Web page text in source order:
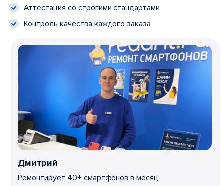
Аттестация со строгими стандартами
Контроль качества каждого заказа
Дмитрий
Ремонтирует 40+ смартфонов в месяц